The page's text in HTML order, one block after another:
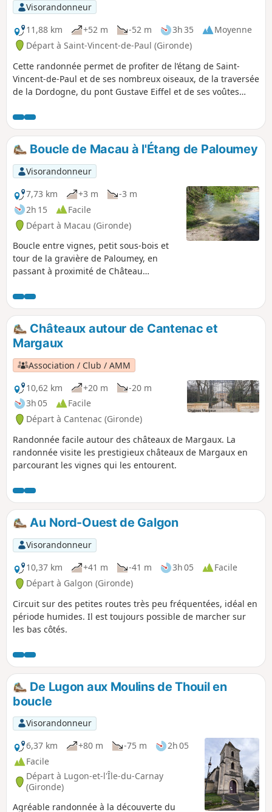
Visorandonneur
11,88 km
+52 m -52 m 3h 35
Moyenne
Départ à Saint-Vincent-de-Paul (Gironde)
Cette randonnée permet de profiter de l’étang de Saint-
Vincent-de-Paul et de ses nombreux oiseaux, de la traversée
de la Dordogne, du pont Gustave Eiffel et de ses voûtes
de Cubzac-les-Ponts.
Boucle de Macau à l'Étang de Paloumey
Visorandonneur
7,73 km
+3 m
-3 m
2h 15
Facile
Départ à Macau (Gironde)
Boucle entre vignes, petit sous-bois et
tour de la gravière de Paloumey, en
passant à proximité de Château
Fellonneau, Château Cantemerle,
Château Paloumey. Canards, oies et
poissons à l'Étang de la Gravière à
Paloumey.
Châteaux autour de Cantenac et
Margaux
Association / Club / AMM
10,62 km
+20 m
-20 m
3h 05
Facile
Départ à Cantenac (Gironde)
Randonnée facile autour des châteaux de Margaux. La
randonnée visite les prestigieux châteaux de Margaux en
parcourant les vignes qui les entourent.
Au Nord-Ouest de Galgon
Visorandonneur
10,37 km
+41 m -41 m 3h 05
Facile
Départ à Galgon (Gironde)
Circuit sur des petites routes très peu fréquentées, idéal en
période humides. Il est toujours possible de marcher sur
les bas côtés.
De Lugon aux Moulins de Thouil en
boucle
Visorandonneur
6,37 km
+80 m -75 m
2h 05
Facile
Départ à Lugon-et-l'Île-du-Carnay
(Gironde)
Agréable randonnée à la découverte du